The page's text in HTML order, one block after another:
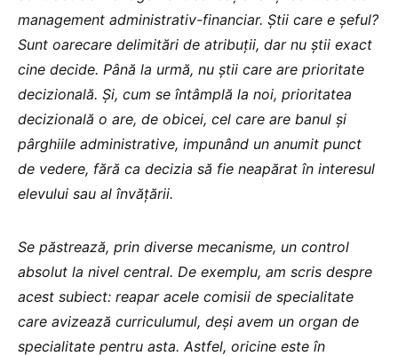
management administrativ-financiar. Știi care e șeful?
Sunt oarecare delimitări de atribuții, dar nu știi exact
cine decide. Până la urmă, nu știi care are prioritate
decizională. Și, cum se întâmplă la noi, prioritatea
decizională o are, de obicei, cel care are banul și
pârghiile administrative, impunând un anumit punct
de vedere, fără ca decizia să fie neapărat în interesul
elevului sau al învățării.
Se păstrează, prin diverse mecanisme, un control
absolut la nivel central. De exemplu, am scris despre
acest subiect: reapar acele comisii de specialitate
care avizează curriculumul, deși avem un organ de
specialitate pentru asta. Astfel, oricine este în